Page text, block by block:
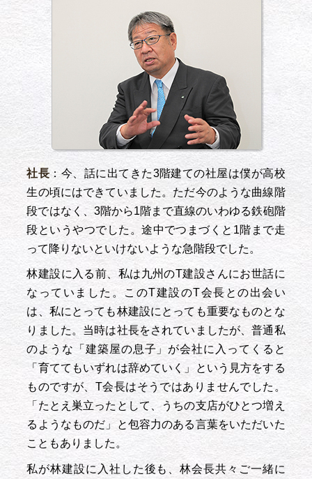
社長 ：今、話に出てきた3階建ての社屋は僕が高校
生の頃にはできていました。ただ今のような曲線階
段ではなく、3階から1階まで直線のいわゆる鉄砲階
段というやつでした。途中でつまづくと1階まで走
って降りないといけないような急階段でした。
林建設に入る前、私は九州のT建設さんにお世話に
なっていました。このT建設のT会長との出会い
は、私にとっても林建設にとっても重要なものとな
りました。当時は社長をされていましたが、普通私
のような「建築屋の息子」が会社に入ってくると
「育ててもいずれは辞めていく」という見方をする
ものですが、T会長はそうではありませんでした。
「たとえ巣立ったとして、うちの支店がひとつ増え
るようなものだ」と包容力のある言葉をいただいた
こともありました。
私が林建設に入社した後も、林会長共々ご一緒に